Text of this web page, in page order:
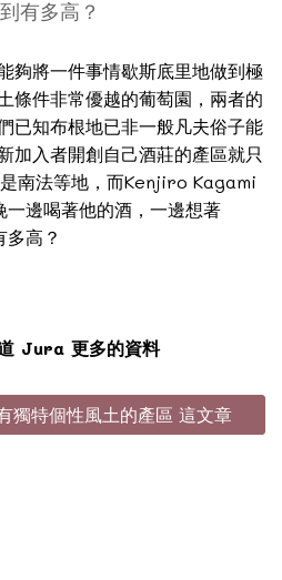
有多高？
夠將一件事情歇斯底里地做到極
條件非常優越的葡萄園，兩者的
已知布根地已非一般凡夫俗子能
加入者開創自己酒莊的產區就只
南法等地，而Kenjiro Kagami
邊喝著他的酒，一邊想著
高？
Jura 更多的資料
特個性風土的產區 這文章